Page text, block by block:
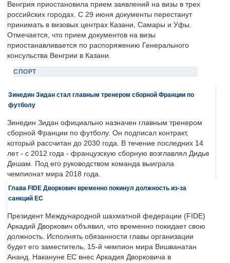
Венгрия приостановила прием заявлений на визы в трех
российских городах. С 29 июня документы перестанут
принимать в визовых центрах Казани, Самары и Уфы.
Отмечается, что прием документов на визы
приостанавливается по распоряжению Генерального
консульства Венгрии в Казани.
СПОРТ
Зинедин Зидан стал главным тренером сборной Франции по
футболу
Зинедин Зидан официально назначен главным тренером
сборной Франции по футболу. Он подписал контракт,
который рассчитан до 2030 года. В течение последних 14
лет - с 2012 года - французскую сборную возглавлял Дидье
Дешам. Под его руководством команда выиграла
чемпионат мира 2018 года.
Глава FIDE Дворкович временно покинул должность из-за
санкций ЕС
Президент Международной шахматной федерации (FIDE)
Аркадий Дворкович объявил, что временно покидает свою
должность. Исполнять обязанности главы организации
будет его заместитель, 15-й чемпион мира Вишванатан
Ананд. Накануне ЕС внес Аркадия Дворковича в